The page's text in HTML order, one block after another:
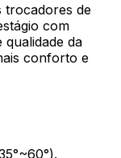
trocadores de
com
da
conforto e